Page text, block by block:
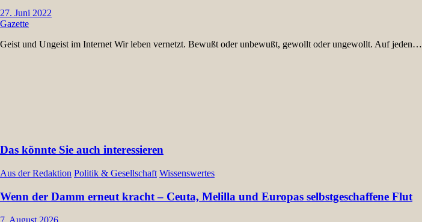
27. Juni 2022
Gazette
Geist und Ungeist im Internet Wir leben vernetzt. Bewußt oder unbewußt, gewollt oder ungewollt. Auf jeden…
Das könnte Sie auch interessieren
Aus der Redaktion Politik & Gesellschaft Wissenswertes
Wenn der Damm erneut kracht – Ceuta, Melilla und Europas selbstgeschaffene Flut
7. August 2026